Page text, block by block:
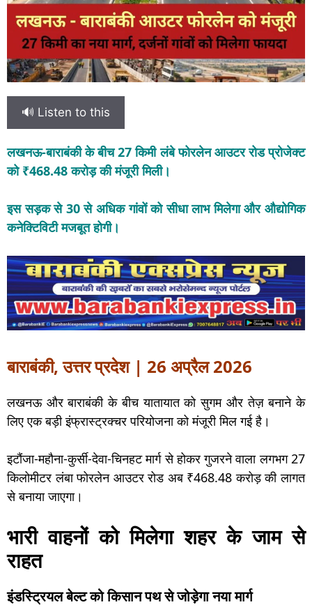
🔊 Listen to this
लखनऊ-बाराबंकी के बीच 27 किमी लंबे फोरलेन आउटर रोड प्रोजेक्ट
को ₹468.48 करोड़ की मंजूरी मिली।
इस सड़क से 30 से अधिक गांवों को सीधा लाभ मिलेगा और औद्योगिक
कनेक्टिविटी मजबूत होगी।
बाराबंकी, उत्तर प्रदेश | 26 अप्रैल 2026
लखनऊ और बाराबंकी के बीच यातायात को सुगम और तेज़ बनाने के
लिए एक बड़ी इंफ्रास्ट्रक्चर परियोजना को मंजूरी मिल गई है।
इटौंजा-महौना-कुर्सी-देवा-चिनहट मार्ग से होकर गुजरने वाला लगभग 27
किलोमीटर लंबा फोरलेन आउटर रोड अब ₹468.48 करोड़ की लागत
से बनाया जाएगा।
भारी वाहनों को मिलेगा शहर के जाम से
राहत
इंडस्ट्रियल बेल्ट को किसान पथ से जोड़ेगा नया मार्ग